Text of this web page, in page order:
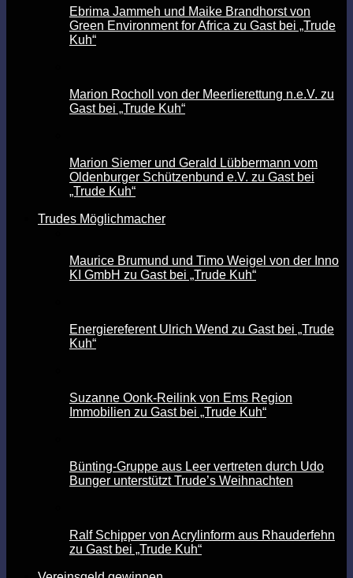
Ebrima Jammeh und Maike Brandhorst von
Green Environment for Africa zu Gast bei „Trude
Kuh“
Marion Rocholl von der Meerlierettung n.e.V. zu
Gast bei „Trude Kuh“
Marion Siemer und Gerald Lübbermann vom
Oldenburger Schützenbund e.V. zu Gast bei
„Trude Kuh“
Trudes Möglichmacher
Maurice Brumund und Timo Weigel von der Inno
KI GmbH zu Gast bei „Trude Kuh“
Energiereferent Ulrich Wend zu Gast bei „Trude
Kuh“
Suzanne Oonk-Reilink von Ems Region
Immobilien zu Gast bei „Trude Kuh“
Bünting-Gruppe aus Leer vertreten durch Udo
Bunger unterstützt Trude’s Weihnachten
Ralf Schipper von Acrylinform aus Rhauderfehn
zu Gast bei „Trude Kuh“